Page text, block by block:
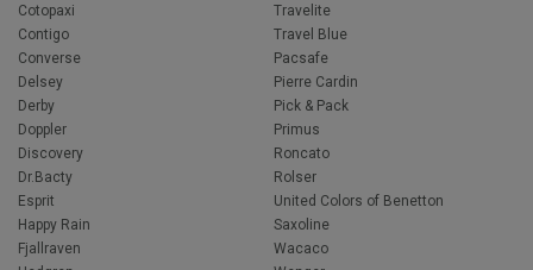
Cotopaxi
Contigo
Converse
Delsey
Derby
Doppler
Discovery
Dr.Bacty
Esprit
Happy Rain
Fjallraven
Travelite
Travel Blue
Pacsafe
Pierre Cardin
Pick & Pack
Primus
Roncato
Rolser
United Colors of Benetton
Saxoline
Wacaco